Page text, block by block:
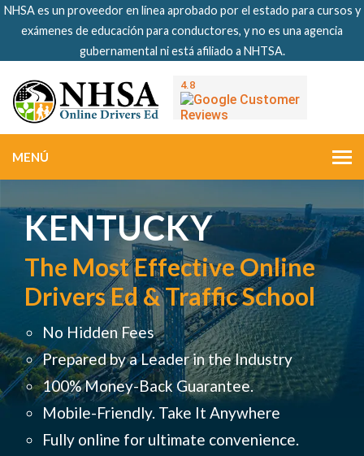
NHSA es un proveedor en línea aprobado por el estado para cursos y
exámenes de educación para conductores, y no es una agencia
gubernamental ni está afiliado a NHTSA.
MENÚ
KENTUCKY
The Most Effective Online
Drivers Ed & Traffic School
No Hidden Fees
Prepared by a Leader in the Industry
100% Money-Back Guarantee.
Mobile-Friendly. Take It Anywhere
Fully online for ultimate convenience.